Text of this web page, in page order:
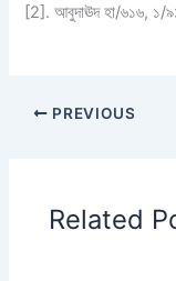
[2]. আবুদাঊদ হা/৬১৬, ১/
PREVIOUS
Related